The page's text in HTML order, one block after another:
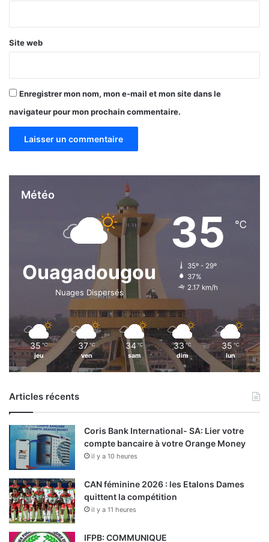
Site web
Enregistrer mon nom, mon e-mail et mon site dans le
navigateur pour mon prochain commentaire.
Météo
Ouagadougou
Nuages Dispersés
35 ℃
35º - 29º
37%
2.17 km/h
35 ℃
jeu
37 ℃
ven
34 ℃
sam
33 ℃
dim
35 ℃
lun
Articles récents
Coris Bank International- SA: Lier votre
compte bancaire à votre Orange Money
il y a 10 heures
CAN féminine 2026 : les Etalons Dames
quittent la compétition
il y a 11 heures
IFPB: COMMUNIQUE